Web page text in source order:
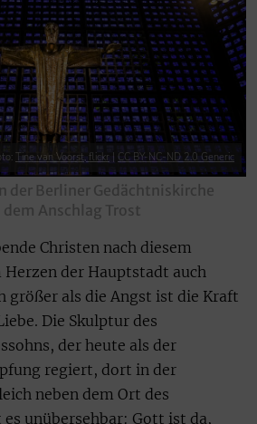
Tine van Voorst, flickr CC BY-NC-ND 2.0 Generic
der Berliner Gedächtniskirche
Anschlag Trost
Christen nach diesem
der Hauptstadt auch
größer als die Angst ist die Kraft
Die Skulptur des
der heute als der
regiert, dort in der
neben dem Ort des
es unübersehbar: Gott ist da,